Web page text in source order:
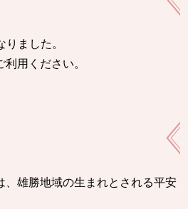
ました。
用ください。
雄勝地域の生まれとされる平安